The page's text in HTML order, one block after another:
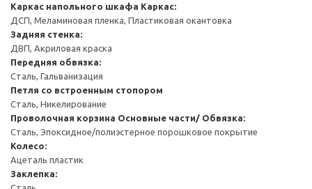
Каркас напольного шкафа Каркас:
ДСП, Меламиновая пленка, Пластиковая окантовка
Задняя стенка:
ДВП, Акриловая краска
Передняя обвязка:
Сталь, Гальванизация
Петля со встроенным стопором
Сталь, Никелирование
Проволочная корзина Основные части/ Обвязка:
Сталь, Эпоксидное/полиэстерное порошковое покрытие
Колесо:
Ацеталь пластик
Заклепка: